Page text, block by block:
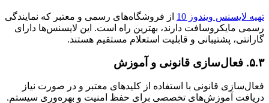
تهیه لایسنس ویندوز 10
از فروشگاه‌های رسمی و معتبر که نمایندگی
رسمی مایکروسافت دارند، بهترین راه است. این لایسنس‌ها دارای
گارانتی، پشتیبانی و قابلیت استعلام مستقیم هستند.
۵.۳. فعال‌سازی قانونی و آموزش
فعال‌سازی قانونی با استفاده از کلیدهای معتبر و در صورت نیاز
دریافت آموزش‌های تخصصی برای حفظ امنیت و بهره‌وری سیستم.